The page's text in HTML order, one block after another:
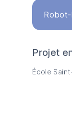
Projet
École